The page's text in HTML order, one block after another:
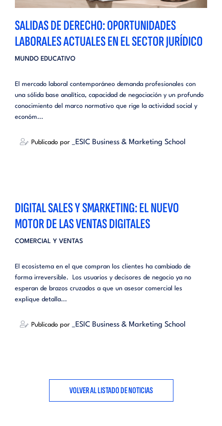
SALIDAS DE DERECHO: OPORTUNIDADES
LABORALES ACTUALES EN EL SECTOR JURÍDICO
MUNDO EDUCATIVO
El mercado laboral contemporáneo demanda profesionales con
una sólida base analítica, capacidad de negociación y un profundo
conocimiento del marco normativo que rige la actividad social y
económ...
Publicado por _ESIC Business & Marketing School
DIGITAL SALES Y SMARKETING: EL NUEVO
MOTOR DE LAS VENTAS DIGITALES
COMERCIAL Y VENTAS
El ecosistema en el que compran los clientes ha cambiado de
forma irreversible. Los usuarios y decisores de negocio ya no
esperan de brazos cruzados a que un asesor comercial les
explique detalla...
Publicado por _ESIC Business & Marketing School
VOLVER AL LISTADO DE NOTICIAS